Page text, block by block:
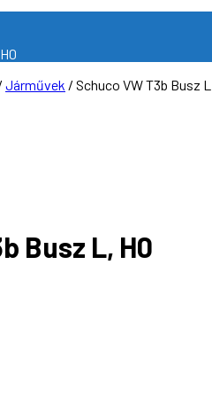
Járművek / Schuco VW T3b Busz
Busz L, H0